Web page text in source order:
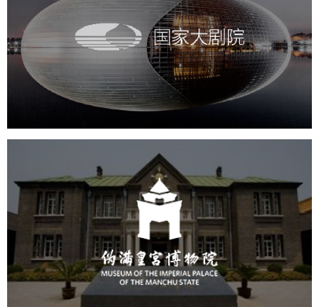
国家大剧院
文化艺术 剧院 智慧展馆 展馆网站建设
伪满皇宫博物院
文化艺术 博物馆 智慧博物馆 博物馆网站建设